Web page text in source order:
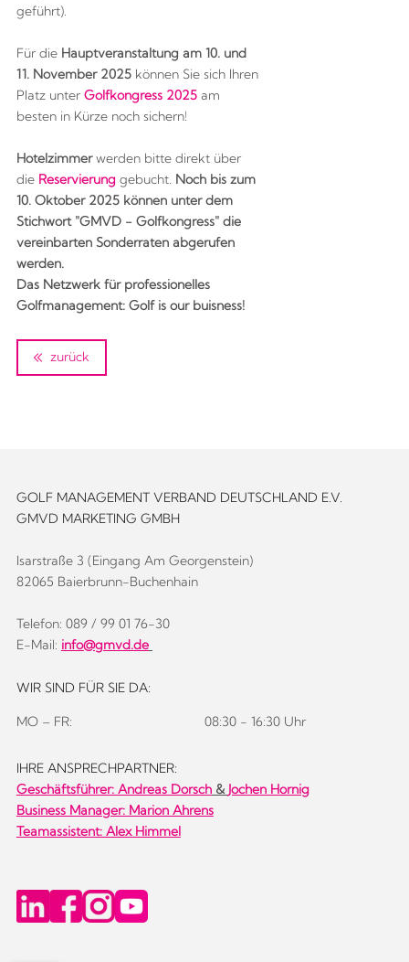
geführt).
Für die Hauptveranstaltung am 10. und
11. November 2025können Sie sich Ihren
Platz unter Golfkongress 2025am
besten in Kürze noch sichern!
Hotelzimmerwerden bitte direkt über
dieReservierunggebucht. Noch bis zum
10. Oktober 2025 können unter dem
Stichwort "GMVD - Golfkongress" die
vereinbarten Sonderraten abgerufen
werden.
Das Netzwerk für professionelles
Golfmanagement: Golf is our buisness!
zurück
GOLF MANAGEMENT VERBAND DEUTSCHLAND E.V.
GMVD MARKETING GMBH
Isarstraße 3 (Eingang Am Georgenstein)
82065 Baierbrunn-Buchenhain
Telefon: 089 / 99 01 76-30
E-Mail: info@gmvd.de
WIR SIND FÜR SIE DA:
MO – FR: 08:30 - 16:30 Uhr
IHRE ANSPRECHPARTNER:
Geschäftsführer: Andreas Dorsch& Jochen Hornig
Business Manager: Marion Ahrens
Teamassistent: Alex Himmel